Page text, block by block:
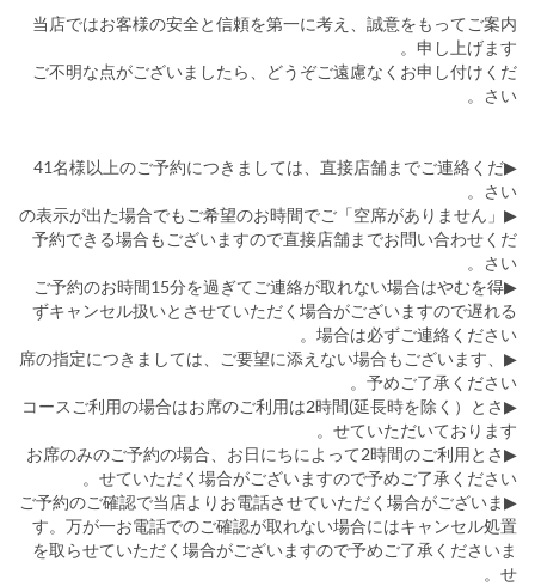
当店ではお客様の安全と信頼を第一に考え、誠意をもってご案内
申し上げます。
ご不明な点がございましたら、どうぞご遠慮なくお申し付けくだ
さい。
▶41名様以上のご予約につきましては、直接店舗までご連絡くだ
さい。
▶「空席がありません」の表示が出た場合でもご希望のお時間でご
予約できる場合もございますので直接店舗までお問い合わせくだ
さい。
▶ご予約のお時間15分を過ぎてご連絡が取れない場合はやむを得
ずキャンセル扱いとさせていただく場合がございますので遅れる
場合は必ずご連絡ください。
▶席の指定につきましては、ご要望に添えない場合もございます、
予めご了承ください。
▶コースご利用の場合はお席のご利用は2時間(延長時を除く）とさ
せていただいております。
▶お席のみのご予約の場合、お日にちによって2時間のご利用とさ
せていただく場合がございますので予めご了承ください。
▶ご予約のご確認で当店よりお電話させていただく場合がございま
す。万が一お電話でのご確認が取れない場合にはキャンセル処置
を取らせていただく場合がございますので予めご了承くださいま
せ。